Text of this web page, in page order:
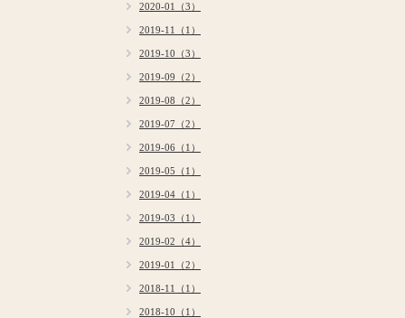
2020-01（3）
2019-11（1）
2019-10（3）
2019-09（2）
2019-08（2）
2019-07（2）
2019-06（1）
2019-05（1）
2019-04（1）
2019-03（1）
2019-02（4）
2019-01（2）
2018-11（1）
2018-10（1）